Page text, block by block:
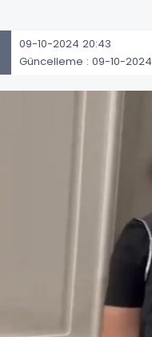
09-10-2024 20:43
Güncelleme : 09-10-